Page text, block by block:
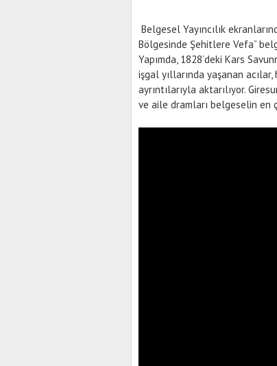
Belgesel Yayıncılık
Bölgesinde Şehitlere Vefa”
Yapımda, 1828’deki Kars
işgal yıllarında yaşanan
ayrıntılarıyla aktarılıyor.
ve aile dramları belgeselin en